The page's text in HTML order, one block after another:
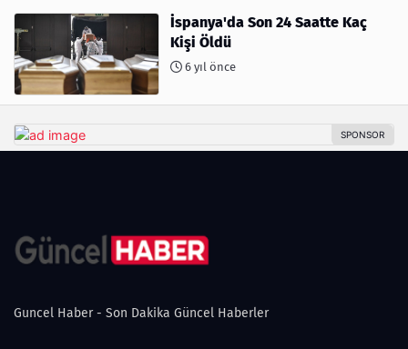
İspanya'da Son 24 Saatte Kaç
Kişi Öldü
6 yıl önce
Guncel Haber - Son Dakika Güncel Haberler